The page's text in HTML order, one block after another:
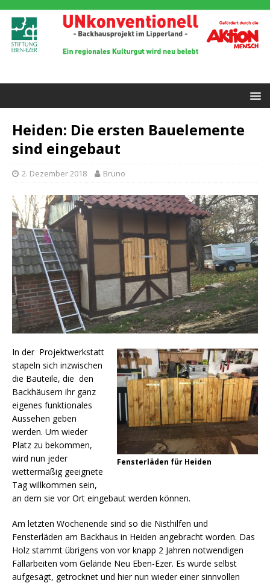
Heiden: Die ersten Bauelemente
sind eingebaut
2. Dezember 2018 Bruno
Fensterläden für Heiden
In der Projektwerkstatt
stapeln sich inzwischen
die Bauteile, die den
Backhäusern ihr ganz
eigenes funktionales
Aussehen geben
werden. Um wieder
Platz zu bekommen,
wird nun jeder
wettermäßig geeignete
Tag willkommen sein,
an dem sie vor Ort eingebaut werden können.
Am letzten Wochenende sind so die Nisthilfen und
Fensterläden am Backhaus in Heiden angebracht worden. Das
Holz stammt übrigens von vor knapp 2 Jahren notwendigen
Fällarbeiten vom Gelände Neu Eben-Ezer. Es wurde selbst
aufgesägt, getrocknet und hier nun wieder einer sinnvollen